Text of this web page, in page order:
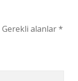
Gerekli alanlar*